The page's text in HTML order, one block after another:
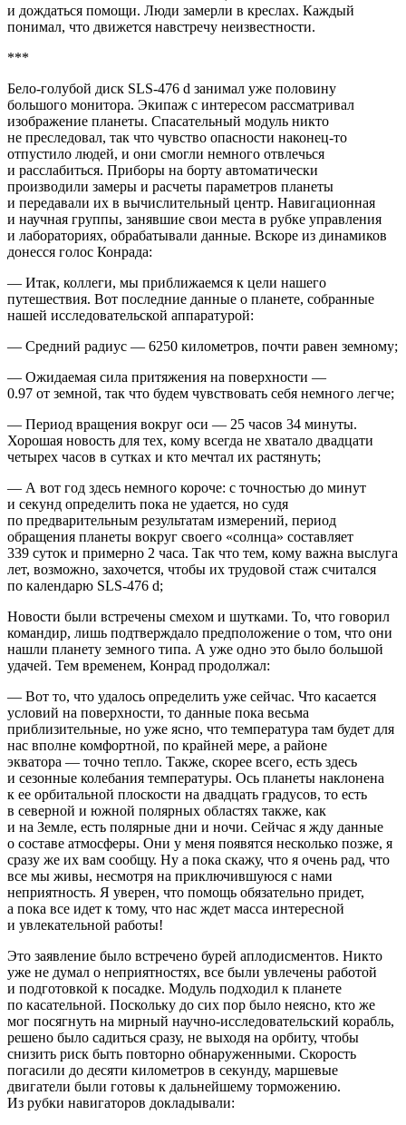
и дождаться помощи. Люди замерли в креслах. Каждый
понимал, что движется навстречу неизвестности.
***
Бело-голубой диск SLS-476 d занимал уже половину
большого монитора. Экипаж с интересом рассматривал
изображение планеты. Спасательный модуль никто
не преследовал, так что чувство опасности наконец-то
отпустило людей, и они смогли немного отвлечься
и расслабиться. Приборы на борту автоматически
производили замеры и расчеты параметров планеты
и передавали их в вычислительный центр. Навигационная
и научная группы, занявшие свои места в рубке управления
и лабораториях, обрабатывали данные. Вскоре из динамиков
донесся голос Конрада:
— Итак, коллеги, мы приближаемся к цели нашего
путешествия. Вот последние данные о планете, собранные
нашей исследовательской аппаратурой:
— Средний радиус — 6250 километров, почти равен земному;
— Ожидаемая сила притяжения на поверхности —
0.97 от земной, так что будем чувствовать себя немного легче;
— Период вращения вокруг оси — 25 часов 34 минуты.
Хорошая новость для тех, кому всегда не хватало двадцати
четырех часов в сутках и кто мечтал их растянуть;
— А вот год здесь немного короче: с точностью до минут
и секунд определить пока не удается, но судя
по предварительным результатам измерений, период
обращения планеты вокруг своего «солнца» составляет
339 суток и примерно 2 часа. Так что тем, кому важна выслуга
лет, возможно, захочется, чтобы их трудовой стаж считался
по календарю SLS-476 d;
Новости были встречены смехом и шутками. То, что говорил
командир, лишь подтверждало предположение о том, что они
нашли планету земного типа. А уже одно это было большой
удачей. Тем временем, Конрад продолжал:
— Вот то, что удалось определить уже сейчас. Что касается
условий на поверхности, то данные пока весьма
приблизительные, но уже ясно, что температура там будет для
нас вполне комфортной, по крайней мере, а районе
экватора — точно тепло. Также, скорее всего, есть здесь
и сезонные колебания температуры. Ось планеты наклонена
к ее орбитальной плоскости на двадцать градусов, то есть
в северной и южной полярных областях также, как
и на Земле, есть полярные дни и ночи. Сейчас я жду данные
о составе атмосферы. Они у меня появятся несколько позже, я
сразу же их вам сообщу. Ну а пока скажу, что я очень рад, что
все мы живы, несмотря на приключившуюся с нами
неприятность. Я уверен, что помощь обязательно придет,
а пока все идет к тому, что нас ждет масса интересной
и увлекательной работы!
Это заявление было встречено бурей аплодисментов. Никто
уже не думал о неприятностях, все были увлечены работой
и подготовкой к посадке. Модуль подходил к планете
по касательной. Поскольку до сих пор было неясно, кто же
мог посягнуть на мирный научно-исследовательский корабль,
решено было садиться сразу, не выходя на орбиту, чтобы
снизить риск быть повторно обнаруженными. Скорость
погасили до десяти километров в секунду, маршевые
двигатели были готовы к дальнейшему торможению.
Из рубки навигаторов докладывали: